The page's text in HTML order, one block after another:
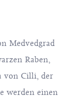
Medvedgrad
Raben,
von Cilli, der
werden einen